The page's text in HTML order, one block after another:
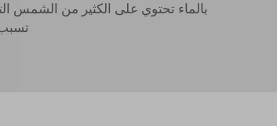
بالماء تحتوي على الكثير من الشمس